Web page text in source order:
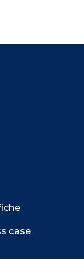
case